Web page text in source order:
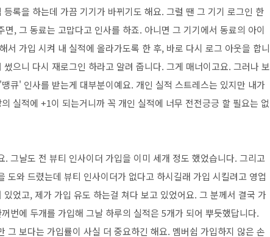
록을 하는데 가끔 기기가 바뀌기도 해요. 그럴 땐 그 기기 로그인 한
, 그 동료는 고맙다고 인사를 하죠. 아니면 그 기기에서 동료의 아이
서 가입 시켜 내 실적에 올라가도록 한 후, 바로 다시 로그 아웃을 합니
으니 다시 재로그인 하라고 알려 줍니다. 그게 매너이고요. 그러나 보
큐' 인사를 받는게 대부분이예요. 개인 실적 스트레스는 있지만 내가
실적에 +1이 되는거니까 꼭 개인 실적에 너무 전전긍긍 할 필요는 없
그날도 전 뷰티 인사이더 가입을 이미 세개 정도 했었습니다. 그리고
도와 드렸는데 뷰티 인사이더가 없다고 하시길래 가입 시킬려고 영업
었고, 제가 가입 유도 하는걸 쳐다 보고 있었어요. 그 분께서 결국 가
번에 두개를 가입해 그날 하루의 실적은 5개가 되어 뿌듯했답니다.
그 보다는 가입률이 사실 더 중요하긴 해요. 멤버쉽 가입하지 않은 손